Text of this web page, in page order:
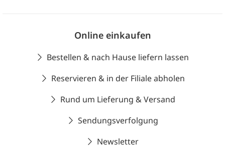
Online einkaufen
Bestellen & nach Hause liefern lassen
Reservieren & in der Filiale abholen
Rund um Lieferung & Versand
Sendungsverfolgung
Newsletter